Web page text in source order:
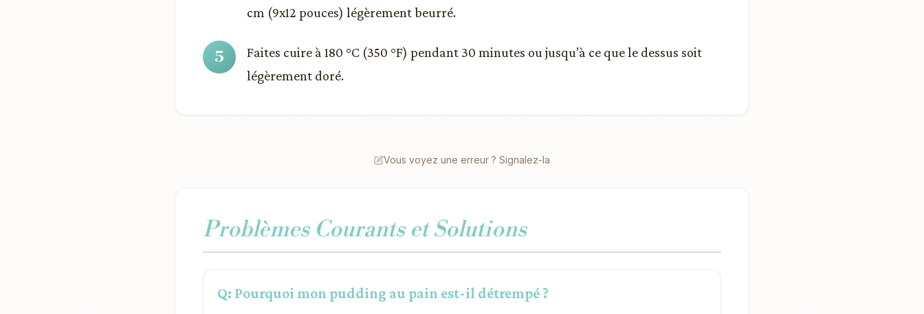
cm (9x12 pouces) légèrement beurré.
Faites cuire à 180 °C (350 °F) pendant 30 minutes ou jusqu’à ce que le dessus soit
légèrement doré.
Vous voyez une erreur ? Signalez-la
Problèmes Courants et Solutions
Q: Pourquoi mon pudding au pain est-il détrempé ?